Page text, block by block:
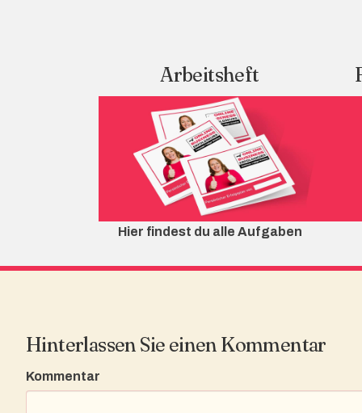
Arbeitsheft
Hier findest du alle Aufgaben
Hinterlassen Sie einen Kommentar
Kommentar